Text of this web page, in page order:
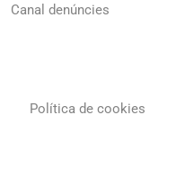
Canal denúncies
Política de cookies